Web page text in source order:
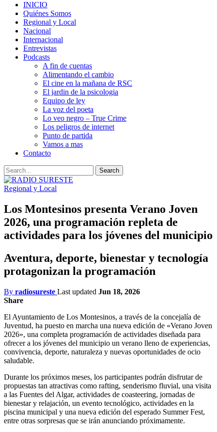
INICIO
Quiénes Somos
Regional y Local
Nacional
Internacional
Entrevistas
Podcasts
A fin de cuentas
Alimentando el cambio
El cine en la mañana de RSC
El jardin de la psicologia
Equipo de ley
La voz del poeta
Lo veo negro – True Crime
Los peligros de internet
Punto de partida
Vamos a mas
Contacto
Regional y Local
Los Montesinos presenta Verano Joven
2026, una programación repleta de
actividades para los jóvenes del municipio
Aventura, deporte, bienestar y tecnología
protagonizan la programación
By radiosureste Last updated Jun 18, 2026
Share
El Ayuntamiento de Los Montesinos, a través de la concejalía de
Juventud, ha puesto en marcha una nueva edición de «Verano Joven
2026», una completa programación de actividades diseñada para
ofrecer a los jóvenes del municipio un verano lleno de experiencias,
convivencia, deporte, naturaleza y nuevas oportunidades de ocio
saludable.
Durante los próximos meses, los participantes podrán disfrutar de
propuestas tan atractivas como rafting, senderismo fluvial, una visita
a las Fuentes del Algar, actividades de coasteering, jornadas de
bienestar y relajación, un evento tecnológico, actividades en la
piscina municipal y una nueva edición del esperado Summer Fest,
entre otras sorpresas que se irán anunciando próximamente.